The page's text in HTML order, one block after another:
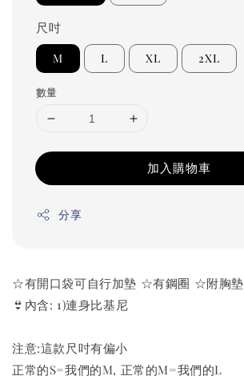
尺吋
M L XL 2XL
數量
加入購物車
分享
☆有開口袋可自行加墊 ☆有鋼圈 ☆附胸墊
👙內含: 1)連身比基尼
注意:這款尺吋有偏小
正常的S=我們的M, 正常的M=我們的L